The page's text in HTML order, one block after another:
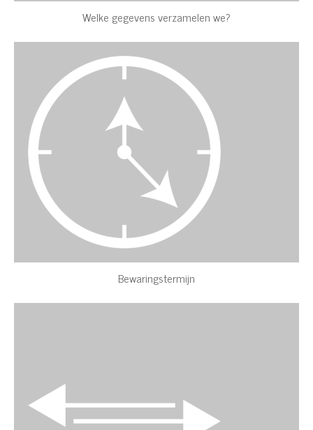
Welke gegevens verzamelen we?
Bewaringstermijn